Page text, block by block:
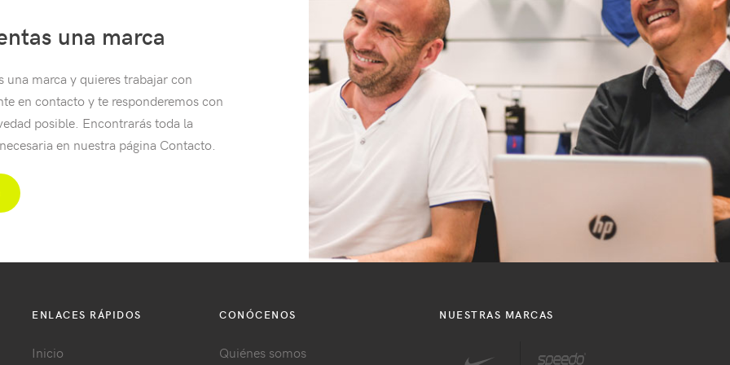
una marca
una marca y quieres trabajar con
en contacto y te responderemos con
posible. Encontrarás toda la
en nuestra página Contacto.
ENLACES RÁPIDOS
Inicio
CONÓCENOS
Quiénes somos
NUESTRAS MARCAS